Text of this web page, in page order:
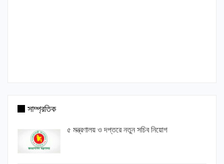
সাম্প্রতিক
৫ মন্ত্রণালয় ও দপ্তরে নতুন সচিব নিয়োগ